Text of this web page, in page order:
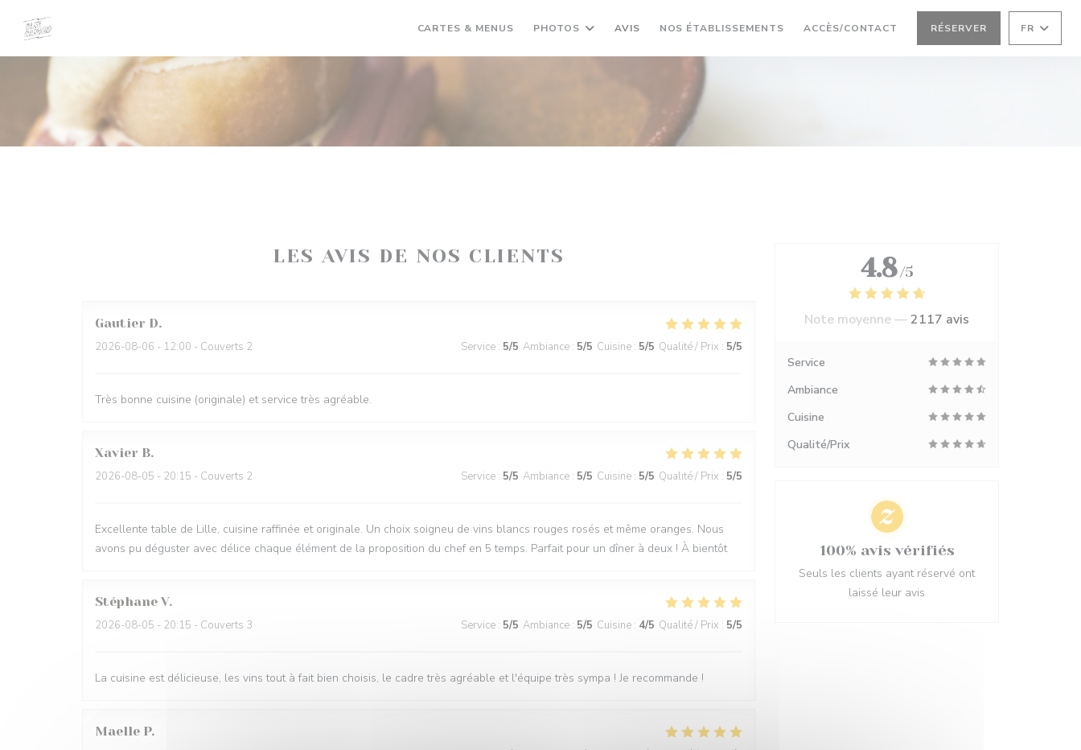
CARTES & MENUS PHOTOS AVIS NOS ÉTABLISSEMENTS ACCÈS/CONTACT RÉSERVER FR
LES AVIS DE NOS CLIENTS
Gautier D
2026-08-06 - 12:00 - Couverts 2 Service : 5/5 Ambiance : 5/5 Cuisine : 5/5 Qualité / Prix : 5/5
Très bonne cuisine (originale) et service très agréable.
Xavier B
2026-08-05 - 20:15 - Couverts 2 Service : 5/5 Ambiance : 5/5 Cuisine : 5/5 Qualité / Prix : 5/5
Excellente table de Lille, cuisine raffinée et originale. Un choix soigneu de vins blancs rouges rosés et même oranges. Nous
avons pu déguster avec délice chaque élément de la proposition du chef en 5 temps. Parfait pour un dîner à deux ! À bientôt
Stéphane V
2026-08-05 - 20:15 - Couverts 3 Service : 5/5 Ambiance : 5/5 Cuisine : 4/5 Qualité / Prix : 5/5
La cuisine est délicieuse, les vins tout à fait bien choisis, le cadre très agréable et l'équipe très sympa ! Je recommande !
Maelle P
4.8 /5
Note moyenne —2117 avis
Service
Ambiance
Cuisine
Qualité/Prix
100% avis vérifiés
Seuls les clients ayant réservé ont
laissé leur avis